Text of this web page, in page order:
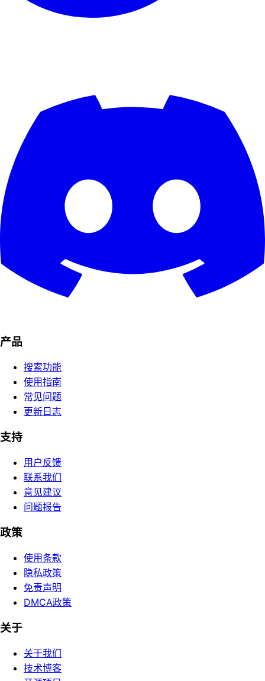
产品
搜索功能
使用指南
常见问题
更新日志
支持
用户反馈
联系我们
意见建议
问题报告
政策
使用条款
隐私政策
免责声明
DMCA政策
关于
关于我们
技术博客